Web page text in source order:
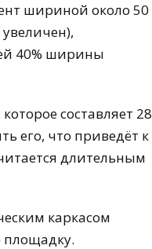
шириной около 50
40% ширины
составляет 28
его, что приведёт к
длительным
каркасом
площадку.